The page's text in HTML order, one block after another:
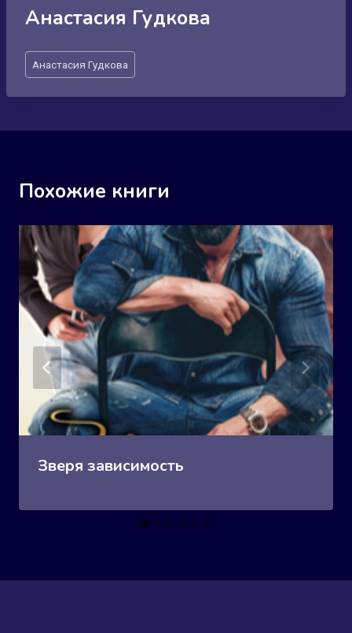
Анастасия Гудкова
Метки
записи:
Анастасия Гудкова
Похожие книги
Зверя зависимость